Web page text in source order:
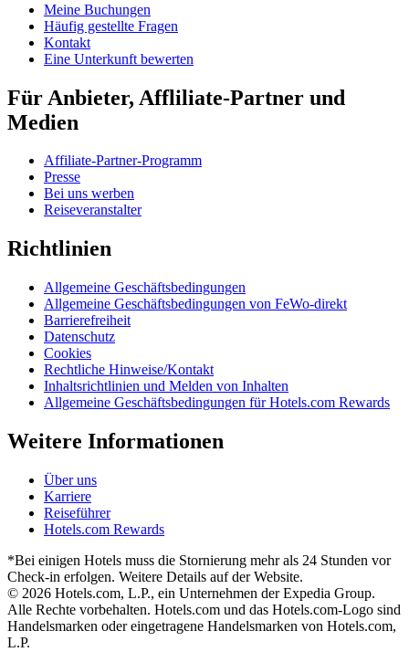
Meine Buchungen
Häufig gestellte Fragen
Kontakt
Eine Unterkunft bewerten
Für Anbieter, Affliliate-Partner und
Medien
Affiliate-Partner-Programm
Presse
Bei uns werben
Reiseveranstalter
Richtlinien
Allgemeine Geschäftsbedingungen
Allgemeine Geschäftsbedingungen von FeWo-direkt
Barrierefreiheit
Datenschutz
Cookies
Rechtliche Hinweise/Kontakt
Inhaltsrichtlinien und Melden von Inhalten
Allgemeine Geschäftsbedingungen für Hotels.com Rewards
Weitere Informationen
Über uns
Karriere
Reiseführer
Hotels.com Rewards
*Bei einigen Hotels muss die Stornierung mehr als 24 Stunden vor
Check-in erfolgen. Weitere Details auf der Website.
© 2026 Hotels.com, L.P., ein Unternehmen der Expedia Group.
Alle Rechte vorbehalten. Hotels.com und das Hotels.com-Logo sind
Handelsmarken oder eingetragene Handelsmarken von Hotels.com,
L.P.